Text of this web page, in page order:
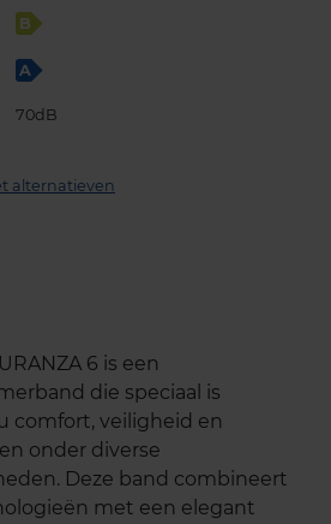
B
A
70dB
alternatieven
6 is een
die speciaal is
comfort, veiligheid en
onder diverse
Deze band combineert
met een elegant